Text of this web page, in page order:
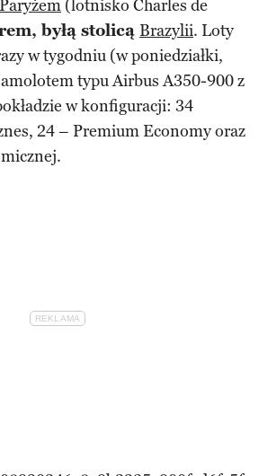
Paryżem (lotnisko Charles de
byłą stolicą Brazylii. Loty
w tygodniu (w poniedziałki,
typu Airbus A350-900 z
w konfiguracji: 34
24 – Premium Economy oraz